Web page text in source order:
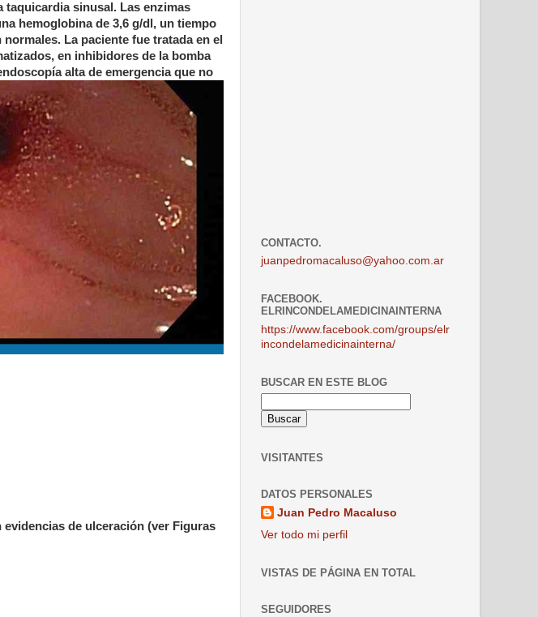
taquicardia sinusal. Las enzimas
hemoglobina de 3,6 g/dl, un tiempo
La paciente fue tratada en el
en inhibidores de la bomba
alta de emergencia que no
de ulceración (ver Figuras
CONTACTO.
juanpedromacaluso@yahoo.com.ar
FACEBOOK.
ELRINCONDELAMEDICINAINTERNA
https://www.facebook.com/groups/elr
incondelamedicinainterna/
BUSCAR EN ESTE BLOG
VISITANTES
DATOS PERSONALES
Juan Pedro Macaluso
Ver todo mi perfil
VISTAS DE PÁGINA EN TOTAL
SEGUIDORES